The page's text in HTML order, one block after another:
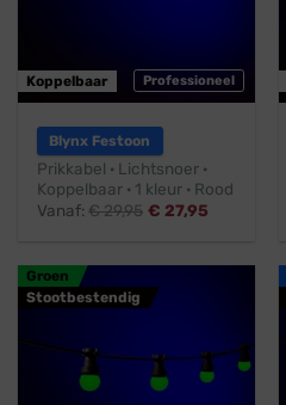
Professioneel
Koppelbaar
Blynx Festoon
Prikkabel · Lichtsnoer ·
Koppelbaar · 1 kleur · Rood
Vanaf:€29,95 € 27,95
Groen
Stootbestendig